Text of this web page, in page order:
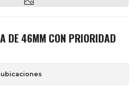
DE 46MM CON PRIORIDAD